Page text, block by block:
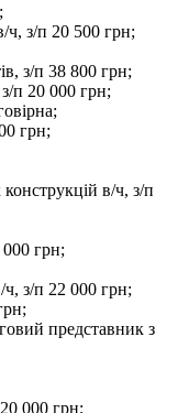
ч, з/п 20 500 грн;
з/п 38 800 грн;
п 20 000 грн;
грн;
в/ч, з/п
грн;
з/п 22 000 грн;
представник з
000 грн;